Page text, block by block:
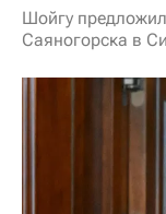
Шойгу
Саяногорска в